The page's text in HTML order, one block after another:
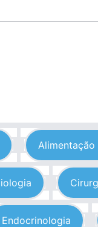
Endocrinologia